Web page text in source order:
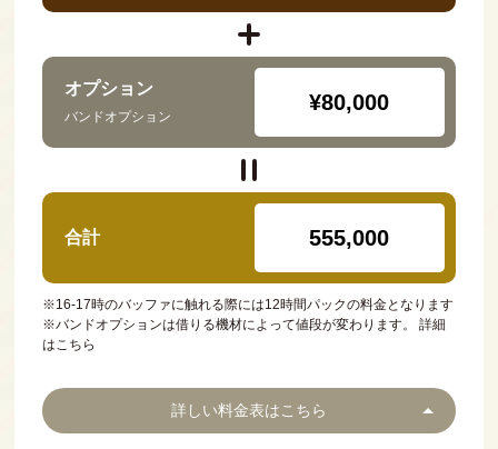
オプション
バンドオプション
¥80,000
合計 555,000
※16-17時のバッファに触れる際には12時間パックの料金となります
※バンドオプションは借りる機材によって値段が変わります。詳細
はこちら
詳しい料金表はこちら